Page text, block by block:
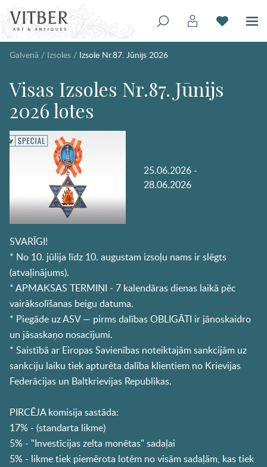
Galvenā / Izsoles / Izsole Nr.87. Jūnijs 2026
Visas Izsoles Nr.87. Jūnijs
2026 lotes
25.06.2026 -
28.06.2026
SVARĪGI!
* No 10. jūlija līdz 10. augustam izsoļu nams ir slēgts
(atvaļinājums).
* APMAKSAS TERMIŅI - 7 kalendāras dienas laikā pēc
vairāksolīšanas beigu datuma.
* Piegāde uz ASV — pirms dalības OBLIGĀTI ir jānoskaidro
un jāsaskaņo nosacījumi.
* Saistībā ar Eiropas Savienības noteiktajām sankcijām uz
sankciju laiku tiek apturēta dalība klientiem no Krievijas
Federācijas un Baltkrievijas Republikas.
PIRCĒJA komisija sastāda:
17% - (standarta likme)
5% - "Investīcijas zelta monētas" sadaļai
5% - likme tiek piemērota lotēm no visām sadaļām, kas tiek